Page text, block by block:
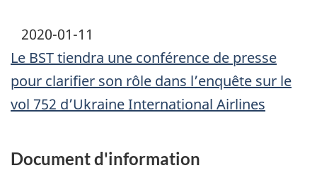
2020-01-11
Le BST tiendra une conférence de presse
pour clarifier son rôle dans l’enquête sur le
vol 752 d’Ukraine International Airlines
Document d'information